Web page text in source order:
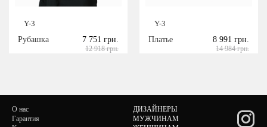
Y-3
Рубашка
7 751 грн.
12 918 грн.
Y-3
Платье
8 991 грн.
14 984 грн.
О нас
Гарантия
ДИЗАЙНЕРЫ
МУЖЧИНАМ